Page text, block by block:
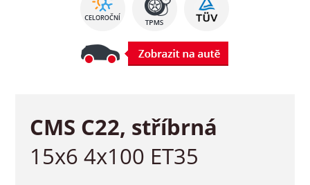
CMS C22, stříbrná
15x6 4x100 ET35